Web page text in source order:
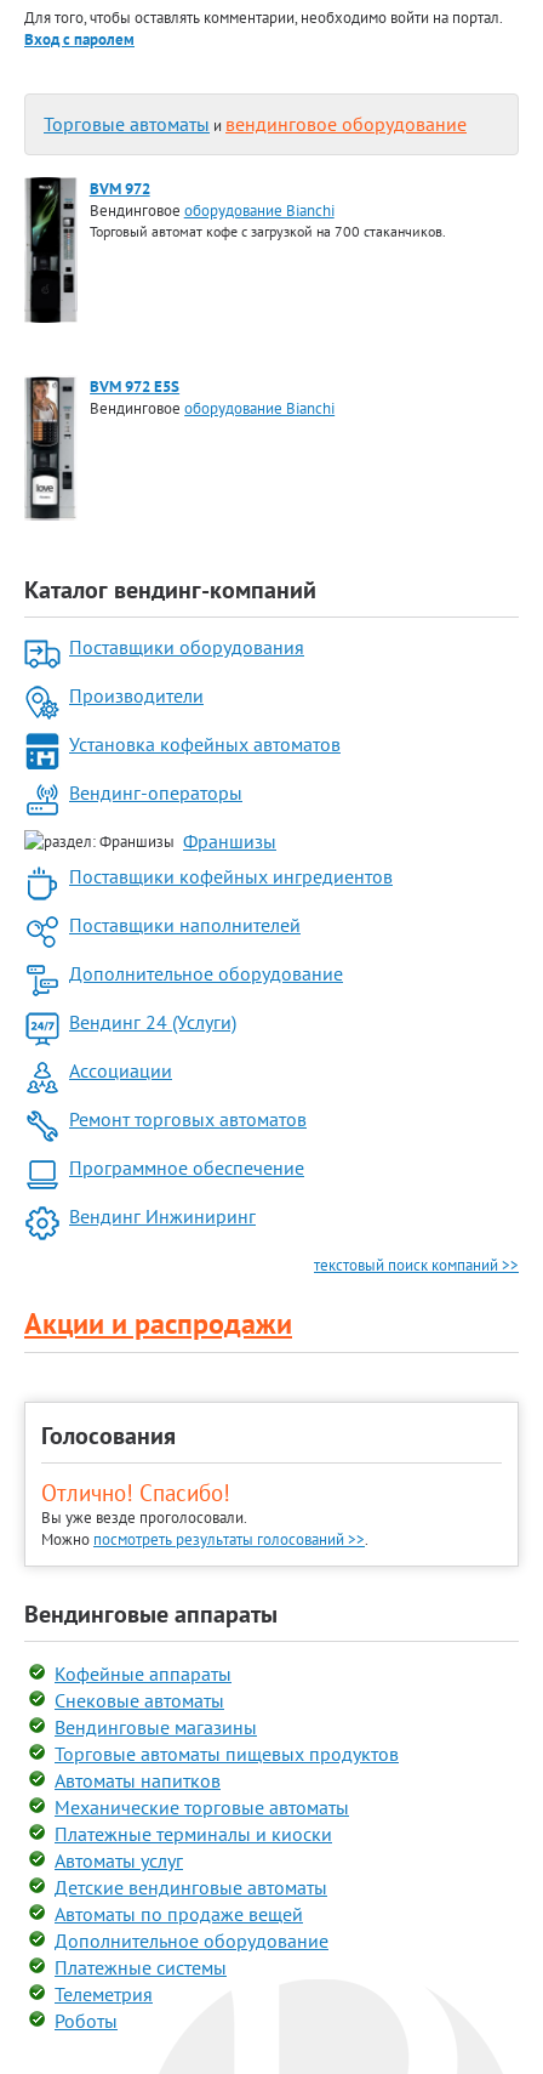
Для того, чтобы оставлять комментарии, необходимо войти на портал.
Вход с паролем
Торговые автоматы и вендинговое оборудование
BVM 972
Вендинговое оборудование Bianchi
Торговый автомат кофе с загрузкой на 700 стаканчиков.
BVM 972 E5S
Вендинговоеоборудование Bianchi
Каталог вендинг-компаний
Поставщики оборудования
Производители
Установка кофейных автоматов
Вендинг-операторы
Франшизы
Поставщики кофейных ингредиентов
Поставщики наполнителей
Дополнительное оборудование
Вендинг 24 (Услуги)
Ассоциации
Ремонт торговых автоматов
Программное обеспечение
Вендинг Инжиниринг
текстовый поиск компаний >>
Акции и распродажи
Голосования
Отлично! Спасибо!
Вы уже везде проголосовали.
Можно посмотреть результаты голосований >>.
Вендинговые аппараты
Кофейные аппараты
Снековые автоматы
Вендинговые магазины
Торговые автоматы пищевых продуктов
Автоматы напитков
Механические торговые автоматы
Платежные терминалы и киоски
Автоматы услуг
Детские вендинговые автоматы
Автоматы по продаже вещей
Дополнительное оборудование
Платежные системы
Телеметрия
Роботы